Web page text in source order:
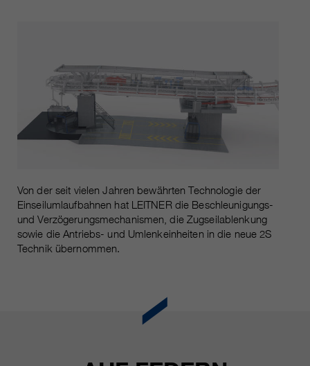
Von der seit vielen Jahren bewährten Technologie der
Einseilumlaufbahnen hat LEITNER die Beschleunigungs-
und Verzögerungsmechanismen, die Zugseilablenkung
sowie die Antriebs- und Umlenkeinheiten in die neue 2S
Technik übernommen.